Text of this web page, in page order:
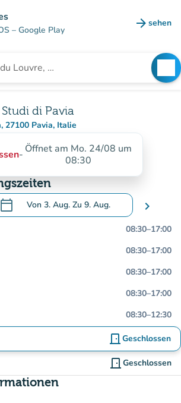
– Google Play arrow_forward sehen
(new
Einrichtung
di Pavia
27100 Pavia, Italie
Google Maps öffnen)
tab)
- Öffnet am Mo. 24/08 um
08:30
calendar_today Von 3. Aug. Zu 9. Aug.
.Öffnen Sie den Kalender, um Daten zu
chevron_right
08:30–17:00
08:30–17:00
08:30–17:00
08:30–17:00
08:30–12:30
door_front Geschlossen
door_front Geschlossen